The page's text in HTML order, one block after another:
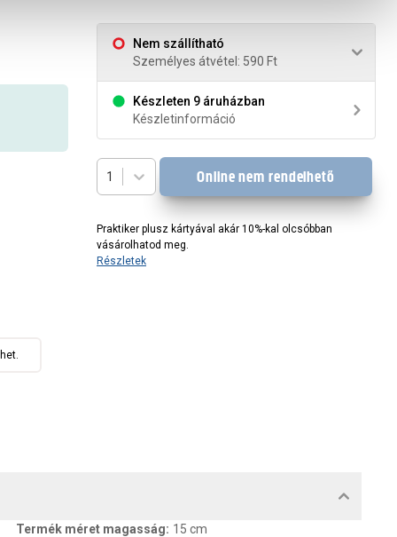
Nem szállítható
Személyes átvétel: 590 Ft
Készleten 9 áruházban
Készletinformáció
1 Online nem rendelhető
Praktiker plusz kártyával akár 10%-kal olcsóbban
vásárolhatod meg.
Részletek
Termék méret magasság: 15 cm